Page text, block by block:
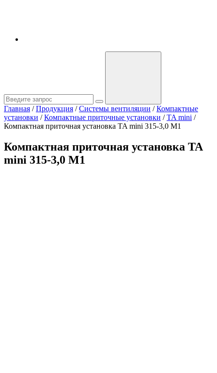
Главная / Продукция / Системы вентиляции / Компактные
установки / Компактные приточные установки / TA mini /
Компактная приточная установка TA mini 315-3,0 M1
Компактная приточная установка TA
mini 315-3,0 M1